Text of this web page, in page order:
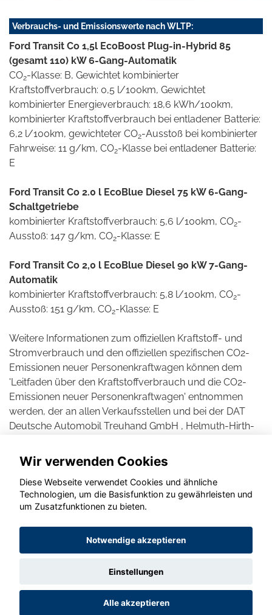
Verbrauchs- und Emissionswerte nach WLTP:
Ford Transit Co 1,5l EcoBoost Plug-in-Hybrid 85
(gesamt 110) kW 6-Gang-Automatik
CO2-Klasse: B, Gewichtet kombinierter
Kraftstoffverbrauch: 0,5 l/100km, Gewichtet
kombinierter Energieverbrauch: 18,6 kWh/100km,
kombinierter Kraftstoffverbrauch bei entladener Batterie:
6,2 l/100km, gewichteter CO2-Ausstoß bei kombinierter
Fahrweise: 11 g/km, CO2-Klasse bei entladener Batterie:
E
Ford Transit Co 2.0 l EcoBlue Diesel 75 kW 6-Gang-
Schaltgetriebe
kombinierter Kraftstoffverbrauch: 5,6 l/100km, CO2-
Ausstoß: 147 g/km, CO2-Klasse: E
Ford Transit Co 2,0 l EcoBlue Diesel 90 kW 7-Gang-
Automatik
kombinierter Kraftstoffverbrauch: 5,8 l/100km, CO2-
Ausstoß: 151 g/km, CO2-Klasse: E
Weitere Informationen zum offiziellen Kraftstoff- und
Stromverbrauch und den offiziellen spezifischen CO2-
Emissionen neuer Personenkraftwagen können dem
'Leitfaden über den Kraftstoffverbrauch und die CO2-
Emissionen neuer Personenkraftwagen' entnommen
werden, der an allen Verkaufsstellen und bei der DAT
Deutsche Automobil Treuhand GmbH , Helmuth-Hirth-
© konjunkturmotor.de GmbH 2020 - 2026
Wir verwenden Cookies
Diese Webseite verwendet Cookies und ähnliche
Technologien, um die Basisfunktion zu gewährleisten und
um Zusatzfunktionen zu bieten.
Notwendige akzeptieren
Einstellungen
Alle akzeptieren